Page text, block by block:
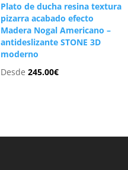
Plato de ducha resina textura
pizarra acabado efecto
Madera Nogal Americano –
antideslizante STONE 3D
moderno
Desde 245.00€